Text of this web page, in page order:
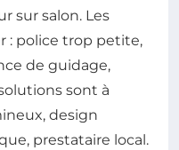
sur salon. Les
: police trop petite,
de guidage,
sont à
design
prestataire local.